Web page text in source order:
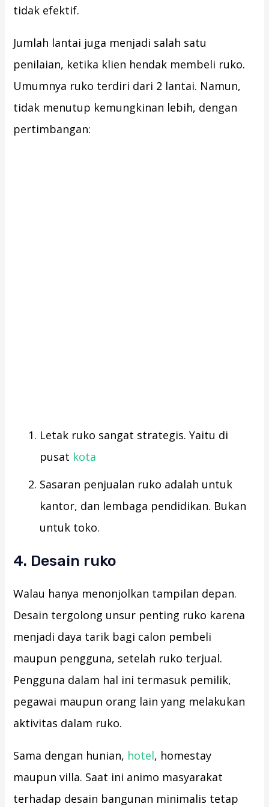
tidak efektif.
Jumlah lantai juga menjadi salah satu
penilaian, ketika klien hendak membeli ruko.
Umumnya ruko terdiri dari 2 lantai. Namun,
tidak menutup kemungkinan lebih, dengan
pertimbangan:
Letak ruko sangat strategis. Yaitu di
pusat kota
Sasaran penjualan ruko adalah untuk
kantor, dan lembaga pendidikan. Bukan
untuk toko.
4. Desain ruko
Walau hanya menonjolkan tampilan depan.
Desain tergolong unsur penting ruko karena
menjadi daya tarik bagi calon pembeli
maupun pengguna, setelah ruko terjual.
Pengguna dalam hal ini termasuk pemilik,
pegawai maupun orang lain yang melakukan
aktivitas dalam ruko.
Sama dengan hunian, hotel, homestay
maupun villa. Saat ini animo masyarakat
terhadap desain bangunan minimalis tetap